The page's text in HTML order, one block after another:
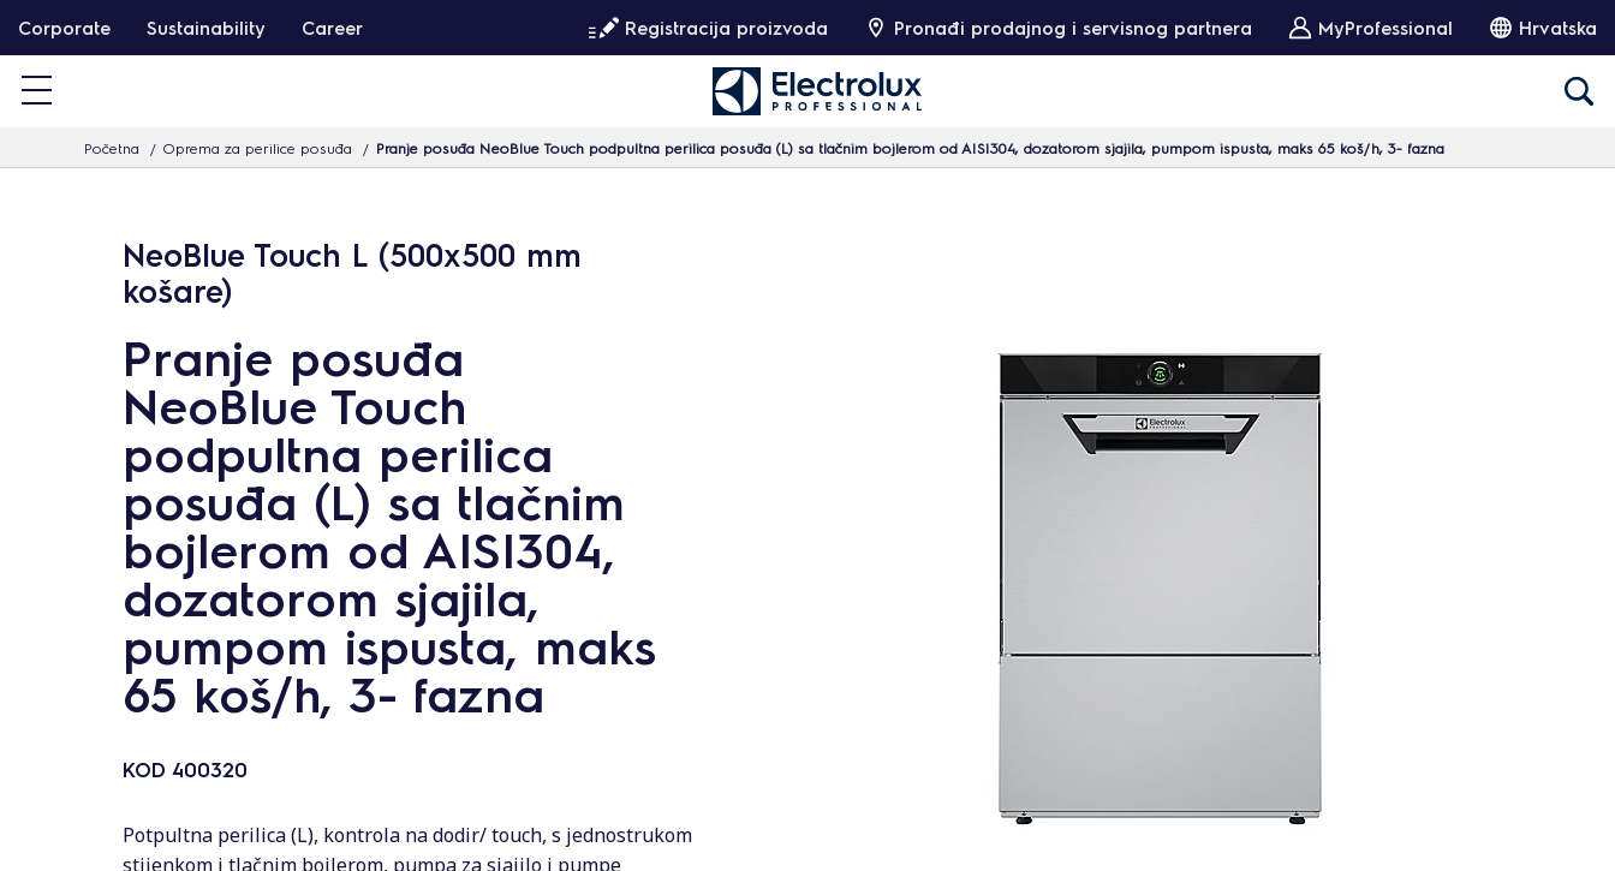
a
Corporate Sustainability Career Registracija proizvoda Pronađi prodajnog i servisnog partnera MyProfessional Hrvatska
Početna Oprema za perilice posuđa Pranje posuđa NeoBlue Touch podpultna perilica posuđa (L) sa tlačnim bojlerom od AISI304, dozatorom sjajila, pumpom ispusta, maks 65 koš/h, 3- fazna
NeoBlue Touch L (500x500 mm
košare)
Pranje posuđa
NeoBlue Touch
podpultna perilica
posuđa (L) sa tlačnim
bojlerom od AISI304,
dozatorom sjajila,
pumpom ispusta, maks
65 koš/h, 3- fazna
KOD 400320
Potpultna perilica (L), kontrola na dodir/ touch, s jednostrukom
stijenkom i tlačnim bojlerom, pumpa za sjajilo i pumpe